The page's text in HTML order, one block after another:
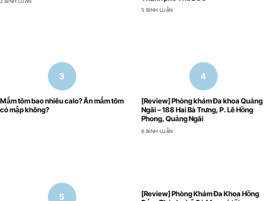
2 BÌNH LUẬN
5 BÌNH LUẬN
Mắm tôm bao nhiêu calo? Ăn mắm tôm
có mập không?
[Review] Phòng khám Đa khoa Quảng
Ngãi – 188 Hai Bà Trưng, P. Lê Hồng
Phong, Quảng Ngãi
6 BÌNH LUẬN
[Review] Phòng Khám Đa Khoa Hồng